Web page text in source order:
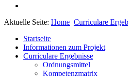
Aktuelle Seite: Home Curriculare
Startseite
Informationen zum Projekt
Curriculare Ergebnisse
Ordnungsmittel
Kompetenzmatrix